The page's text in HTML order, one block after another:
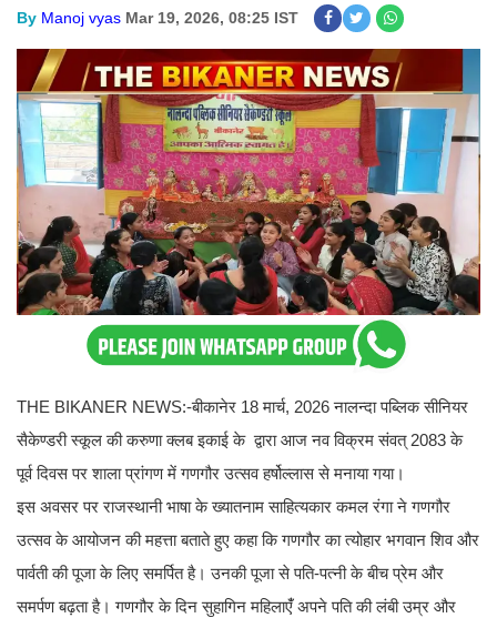
By Manoj vyas Mar 19, 2026, 08:25 IST
THE BIKANER NEWS:-बीकानेर 18 मार्च, 2026 नालन्दा पब्लिक सीनियर
सैकेण्डरी स्कूल की करुणा क्लब इकाई के द्वारा आज नव विक्रम संवत् 2083 के
पूर्व दिवस पर शाला प्रांगण में गणगौर उत्सव हर्षोल्लास से मनाया गया।
इस अवसर पर राजस्थानी भाषा के ख्यातनाम साहित्यकार कमल रंगा ने गणगौर
उत्सव के आयोजन की महत्ता बताते हुए कहा कि गणगौर का त्योहार भगवान शिव और
पार्वती की पूजा के लिए समर्पित है। उनकी पूजा से पति-पत्नी के बीच प्रेम और
समर्पण बढ़ता है। गणगौर के दिन सुहागिन महिलाएँं अपने पति की लंबी उम्र और